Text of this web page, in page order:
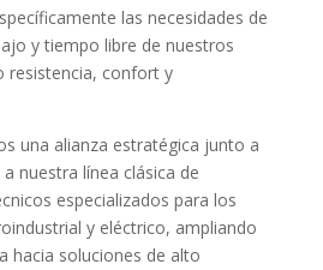
las necesidades de
y tiempo libre de nuestros
resistencia, confort y
una alianza estratégica junto a
nuestra línea clásica de
especializados para los
y eléctrico, ampliando
hacia soluciones de alto